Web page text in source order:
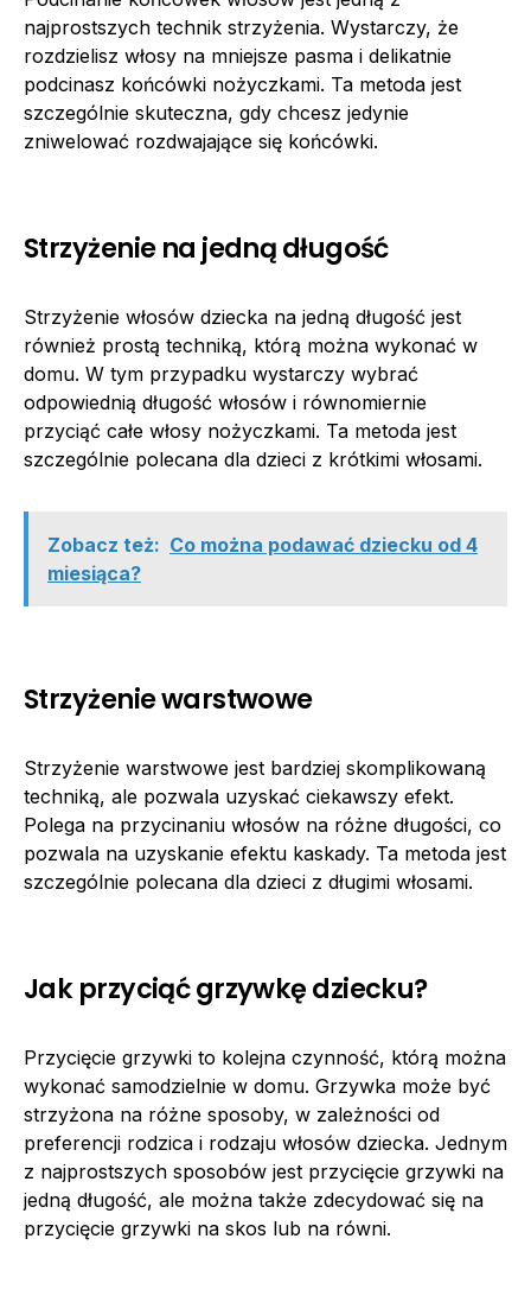
najprostszych technik strzyżenia. Wystarczy, że
rozdzielisz włosy na mniejsze pasma i delikatnie
podcinasz końcówki nożyczkami. Ta metoda jest
szczególnie skuteczna, gdy chcesz jedynie
zniwelować rozdwajające się końcówki.
Strzyżenie na jedną długość
Strzyżenie włosów dziecka na jedną długość jest
również prostą techniką, którą można wykonać w
domu. W tym przypadku wystarczy wybrać
odpowiednią długość włosów i równomiernie
przyciąć całe włosy nożyczkami. Ta metoda jest
szczególnie polecana dla dzieci z krótkimi włosami.
Zobacz też: Co można podawać dziecku od 4
miesiąca?
Strzyżenie warstwowe
Strzyżenie warstwowe jest bardziej skomplikowaną
techniką, ale pozwala uzyskać ciekawszy efekt.
Polega na przycinaniu włosów na różne długości, co
pozwala na uzyskanie efektu kaskady. Ta metoda jest
szczególnie polecana dla dzieci z długimi włosami.
Jak przyciąć grzywkę dziecku?
Przycięcie grzywki to kolejna czynność, którą można
wykonać samodzielnie w domu. Grzywka może być
strzyżona na różne sposoby, w zależności od
preferencji rodzica i rodzaju włosów dziecka. Jednym
z najprostszych sposobów jest przycięcie grzywki na
jedną długość, ale można także zdecydować się na
przycięcie grzywki na skos lub na równi.